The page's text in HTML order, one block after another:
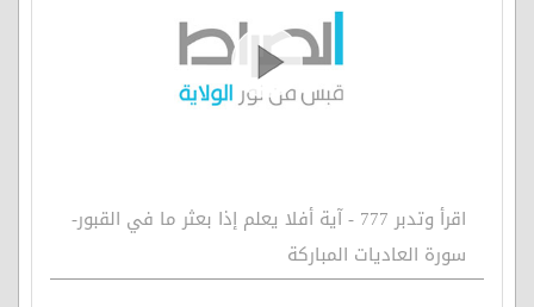
اقرأ وتدبر 777 - آية أفلا يعلم إذا بعثر ما في القبور-
سورة العاديات المباركة